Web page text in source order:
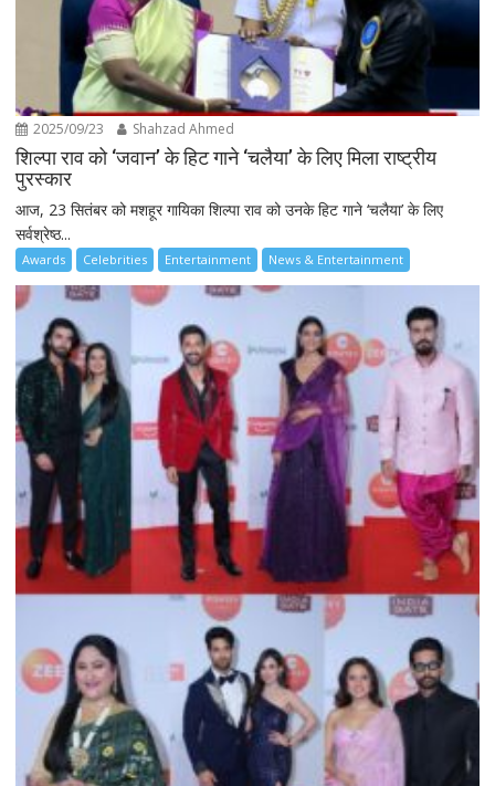
2025/09/23 Shahzad Ahmed
शिल्पा राव को ‘जवान’ के हिट गाने ‘चलैया’ के लिए मिला राष्ट्रीय
पुरस्कार
आज, 23 सितंबर को मशहूर गायिका शिल्पा राव को उनके हिट गाने ‘चलैया’ के लिए
सर्वश्रेष्ठ...
Awards Celebrities Entertainment News & Entertainment